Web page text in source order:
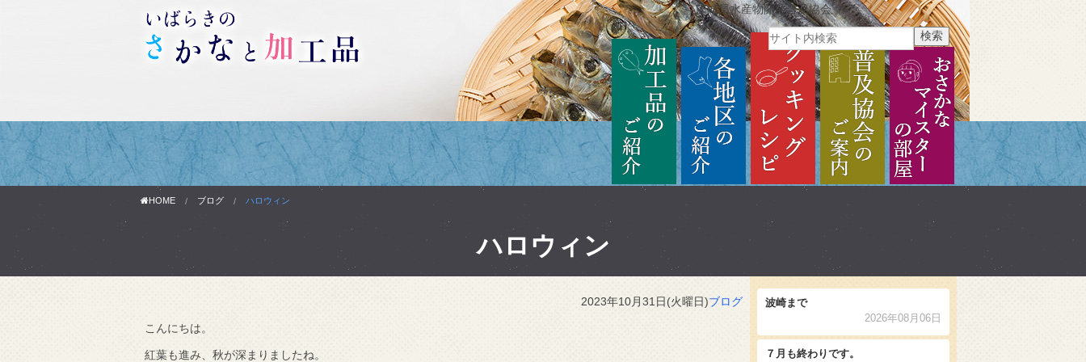
茨城県水産物開発普及協会
おさかなマイスターの部
普及協会のご案内
クッキングレシピ
各地区のご紹介
加工品のご紹介
HOME ブログ ハロウィン
ハロウィン
2023年10月31日(火曜日)ブログ
こんにちは。
紅葉も進み、秋が深まりましたね。
波崎まで
2026年08月06日
７月も終わりです。